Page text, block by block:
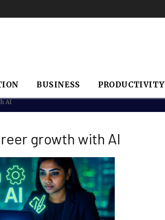
BUSINESS PRODUCTIVITY
AI
growth with AI